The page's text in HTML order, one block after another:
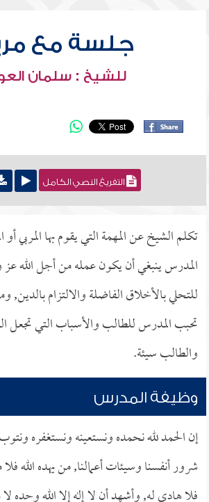
جلسة مع
للشيخ : سلمان
التفريغ النصي الكامل
تكلم الشيخ عن المهمة التي يقوم بها المربي
المدرس ينبغي أن يكون عمله من أجل الله
للتحلي بالأخلاق الفاضلة والالتزام بالدين,
تحبب المدرس للطالب والأسباب التي تجعل
والطالب سيئة.
وظيفة المدرس
إن الحمد لله نحمده ونستعينه ونستغفره
شرور أنفسنا وسيئات أعمالنا, من يهده الله